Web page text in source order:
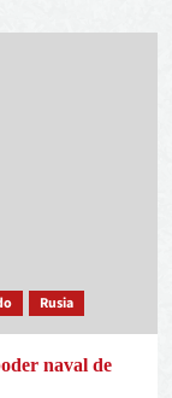
Rusia
naval de